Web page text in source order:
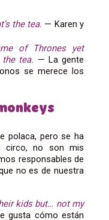
the tea. — Karen y
of Thrones yet
the tea. — La gente
se merece los
polaca, pero se ha
circo, no son mis
responsables de
no es de nuestra
kids but… not my
gusta cómo están